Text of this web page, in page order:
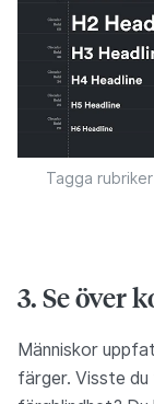
Tagga
3. Se över
Människor
färger. Visste